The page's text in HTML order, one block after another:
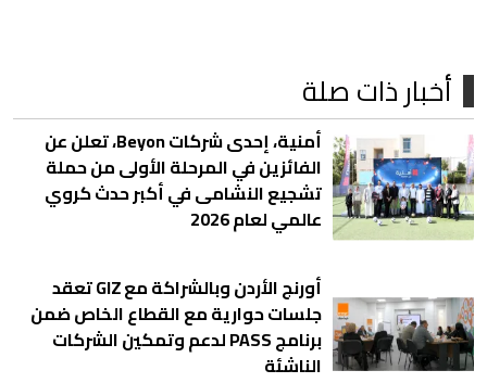
أخبار ذات صلة
أمنية، إحدى شركات Beyon، تعلن عن
الفائزين في المرحلة الأولى من حملة
تشجيع النشامى في أكبر حدث كروي
عالمي لعام 2026
أورنج الأردن وبالشراكة مع GIZ تعقد
جلسات حوارية مع القطاع الخاص ضمن
برنامج PASS لدعم وتمكين الشركات
الناشئة